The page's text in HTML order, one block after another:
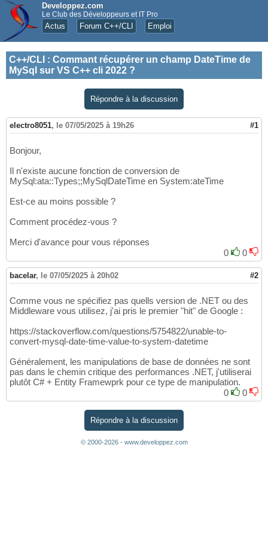
Developpez.com
Le Club des Développeurs et IT Pro
Actus Forum C++/CLI Emploi
C++/CLI : Commant récupérer un champ DateTime de
MySql sur VS C++ cli 2022 ?
Répondre à la discussion
electro8051, le 07/05/2025 à 19h26 #1
Bonjour,
Il n'existe aucune fonction de conversion de
MySql:ata::Types;;MySqlDateTime en System:ateTime
Est-ce au moins possible ?
Comment procédez-vous ?
Merci d'avance pour vous réponses
0
0
bacelar, le 07/05/2025 à 20h02 #2
Comme vous ne spécifiez pas quells version de .NET ou des
Middleware vous utilisez, j'ai pris le premier "hit" de Google :
https://stackoverflow.com/questions/5754822/unable-to-
convert-mysql-date-time-value-to-system-datetime
Généralement, les manipulations de base de données ne sont
pas dans le chemin critique des performances .NET, j'utiliserai
plutôt C# + Entity Framewprk pour ce type de manipulation.
0
0
Répondre à la discussion
© 2000-2026 - www.developpez.com